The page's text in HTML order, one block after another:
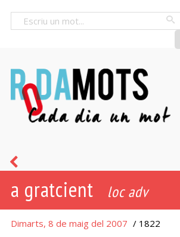
a gratcient loc adv
Dimarts, 8 de maig del 2007 / 1822
tomany
-
a